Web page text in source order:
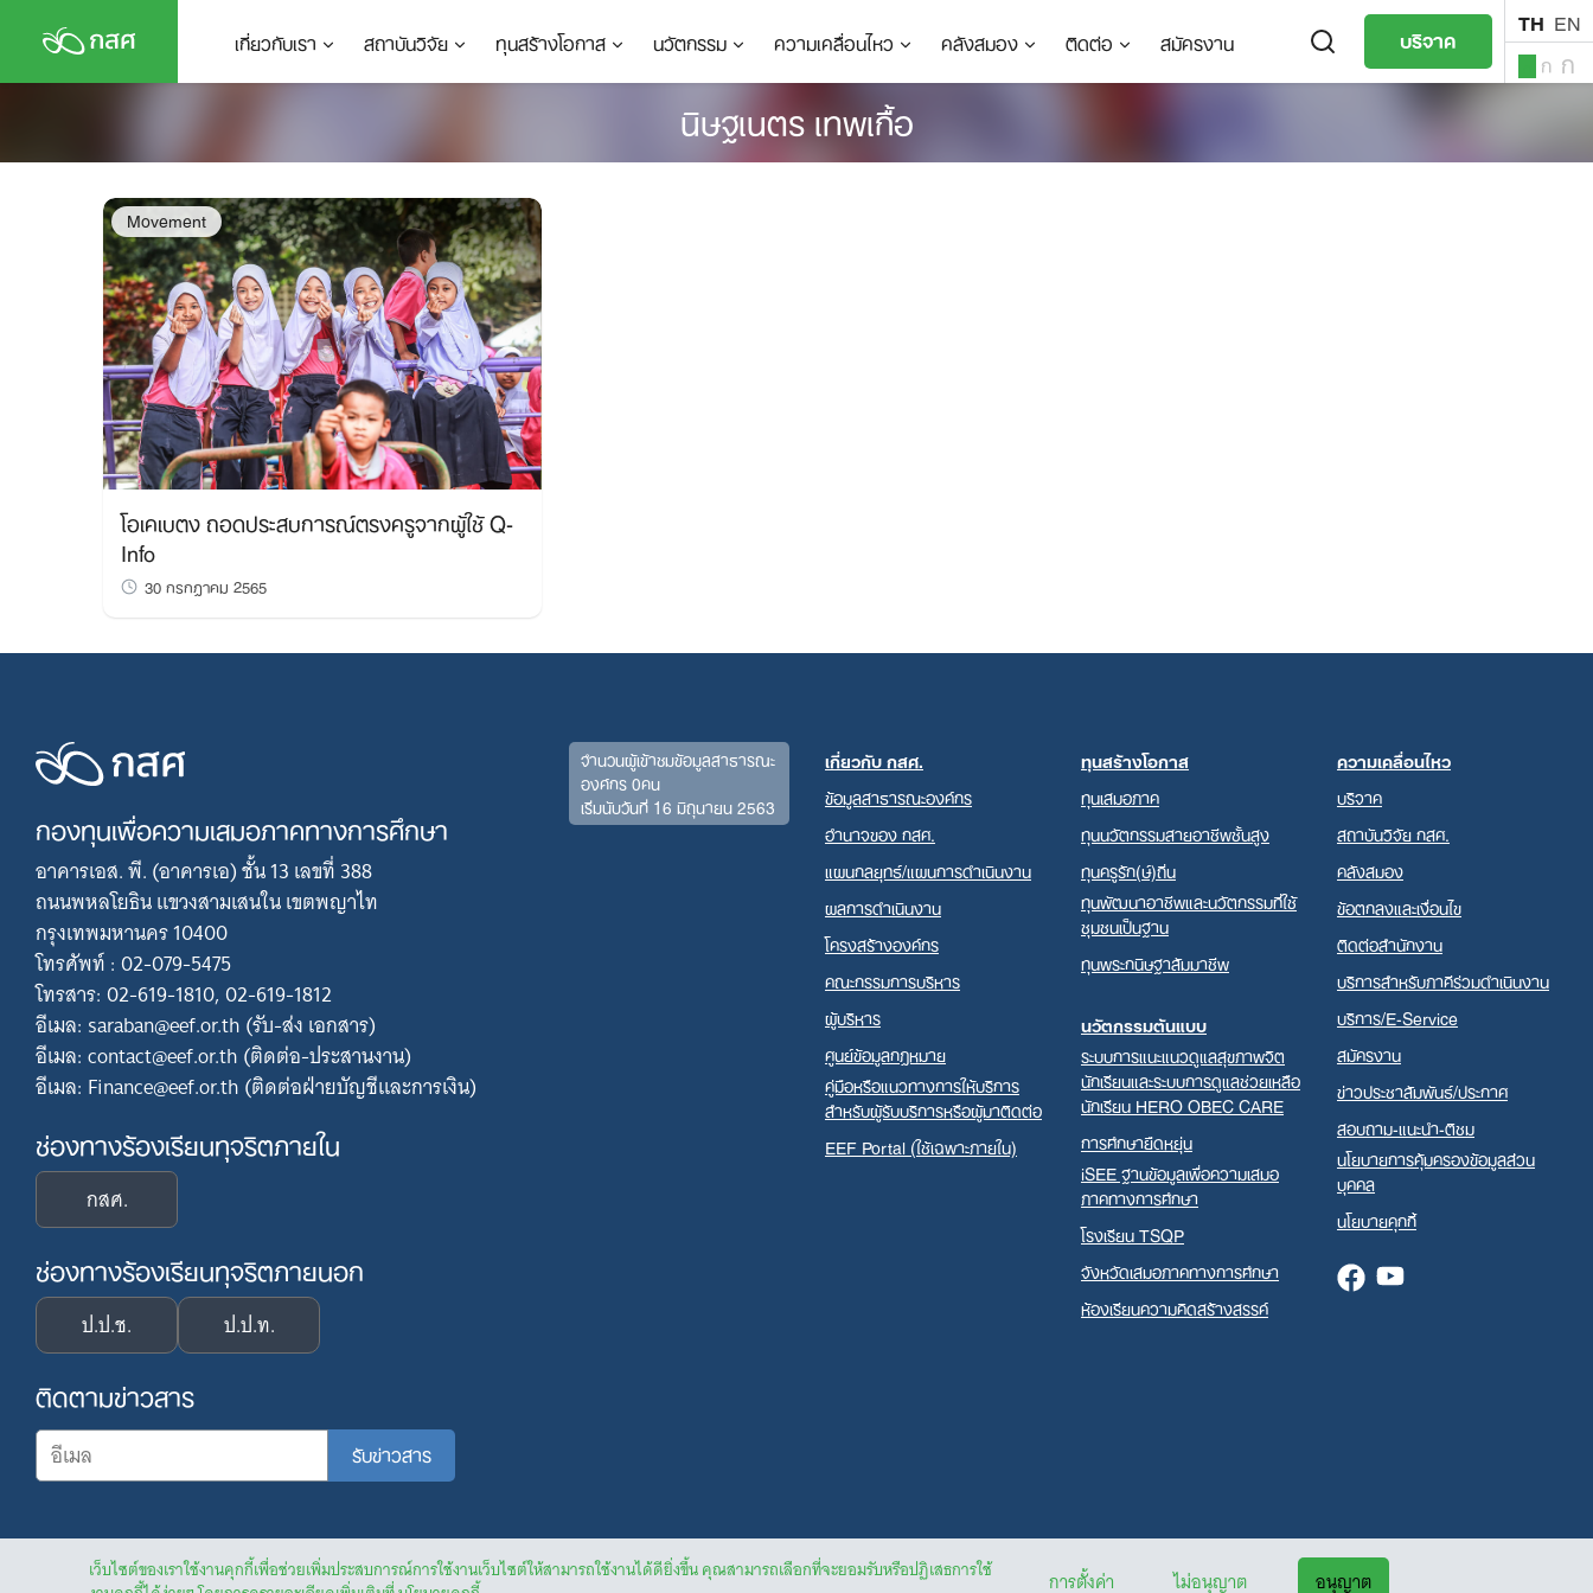
เว็บไซต์ของเราใช้งานคุกกี้เพื่อช่วยเพิ่มประสบการณ์การใช้งานเว็บไซต์ให้สามารถใช้งานได้ดียิ่งขึ้น คุณสามารถเลือกที่จะยอมรับหรือปฏิเสธการใช้
การตั้งค่า ไม่อนุญาต อนุญาต
content
เกี่ยวกับเรา สถาบันวิจัย ทุนสร้างโอกาส นวัตกรรม ความเคลื่อนไหว คลังสมอง ติดต่อ สมัครงาน บริจาค TH EN
ก ก
TH EN
Search
นิษฐเนตร เทพเกื้อ
Movement
โอเคเบตง ถอดประสบการณ์ตรงครูจากผู้ใช้ Q-
Info
30 กรกฎาคม 2565
กองทุนเพื่อความเสมอภาคทางการศึกษา
อาคารเอส. พี. (อาคารเอ) ชั้น 13 เลขที่ 388
ถนนพหลโยธิน แขวงสามเสนใน เขตพญาไท
กรุงเทพมหานคร 10400
โทรศัพท์ : 02-079-5475
โทรสาร: 02-619-1810, 02-619-1812
อีเมล: saraban@eef.or.th (รับ-ส่ง เอกสาร)
อีเมล: contact@eef.or.th (ติดต่อ-ประสานงาน)
อีเมล: Finance@eef.or.th (ติดต่อฝ่ายบัญชีและการเงิน)
ช่องทางร้องเรียนทุจริตภายใน
กสศ.
ช่องทางร้องเรียนทุจริตภายนอก
ป.ป.ช. ป.ป.ท.
ติดตามข่าวสาร
จำนวนผู้เข้าชมข้อมูลสาธารณะ
องค์กร 0คน
เริ่มนับวันที่ 16 มิถุนายน 2563
เกี่ยวกับ กสศ.
ข้อมูลสาธารณะองค์กร
อำนาจของ กสศ.
แผนกลยุทธ์/แผนการดำเนินงาน
ผลการดำเนินงาน
โครงสร้างองค์กร
คณะกรรมการบริหาร
ผู้บริหาร
ศูนย์ข้อมูลกฎหมาย
คู่มือหรือแนวทางการให้บริการ
สำหรับผู้รับบริการหรือผู้มาติดต่อ
EEF Portal (ใช้เฉพาะภายใน)
ทุนสร้างโอกาส
ทุนเสมอภาค
ทุนนวัตกรรมสายอาชีพชั้นสูง
ทุนครูรัก(ษ์)ถิ่น
ทุนพัฒนาอาชีพและนวัตกรรมที่ใช้
ชุมชนเป็นฐาน
ทุนพระกนิษฐาสัมมาชีพ
นวัตกรรมต้นแบบ
ระบบการแนะแนวดูแลสุขภาพจิต
นักเรียนและระบบการดูแลช่วยเหลือ
นักเรียน HERO OBEC CARE
การศึกษายืดหยุ่น
iSEE ฐานข้อมูลเพื่อความเสมอ
ภาคทางการศึกษา
โรงเรียน TSQP
จังหวัดเสมอภาคทางการศึกษา
ห้องเรียนความคิดสร้างสรรค์
ความเคลื่อนไหว
บริจาค
สถาบันวิจัย กสศ.
คลังสมอง
ข้อตกลงและเงื่อนไข
ติดต่อสำนักงาน
บริการสำหรับภาคีร่วมดำเนินงาน
บริการ/E-Service
สมัครงาน
ข่าวประชาสัมพันธ์/ประกาศ
สอบถาม-แนะนำ-ติชม
นโยบายการคุ้มครองข้อมูลส่วน
บุคคล
นโยบายคุกกี้
FacebookYoutube